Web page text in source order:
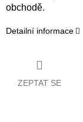
obchodě.
Detailní informace
ZEPTAT SE